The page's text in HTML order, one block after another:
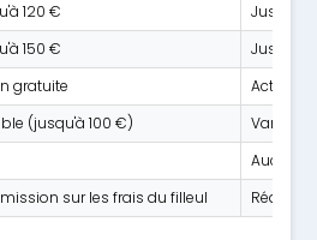
120 €
Jusqu'à
150 €
Jusqu'à
gratuite
Action
(jusqu'à 100 €)
Variable
Aucune
sur les frais du filleul